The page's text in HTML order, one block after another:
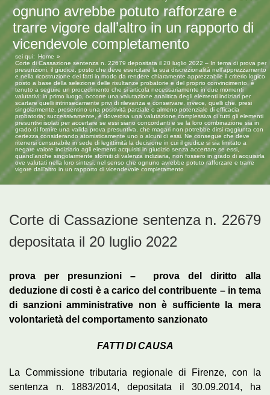
ognuno avrebbe potuto rafforzare e
trarre vigore dall’altro in un rapporto di
vicendevole completamento
sei qui:
Home
Corte di Cassazione sentenza n. 22679 depositata il 20 luglio 2022 – In tema di prova per
presunzioni, il giudice, posto che deve esercitare la sua discrezionalità nell’apprezzamento
e nella ricostruzione dei fatti in modo da rendere chiaramente apprezzabile il criterio logico
posto a base della selezione delle risultanze probatorie e del proprio convincimento, è
tenuto a seguire un procedimento che si articola necessariamente in due momenti
valutativi: in primo luogo, occorre una valutazione analitica degli elementi indiziari per
scartare quelli intrinsecamente privi di rilevanza e conservare, invece, quelli che, presi
singolarmente, presentino una positività parziale o almeno potenziale di efficacia
probatoria; successivamente, è doverosa una valutazione complessiva di tutti gli elementi
presuntivi isolati per accertare se essi siano concordanti e se la loro combinazione sia in
grado di fornire una valida prova presuntiva, che magari non potrebbe dirsi raggiunta con
certezza considerando atomisticamente uno o alcuni di essi. Ne consegue che deve
ritenersi censurabile in sede di legittimità la decisione in cui il giudice si sia limitato a
negare valore indiziario agli elementi acquisiti in giudizio senza accertare se essi,
quand’anche singolarmente sforniti di valenza indiziaria, non fossero in grado di acquisirla
ove valutati nella loro sintesi, nel senso che ognuno avrebbe potuto rafforzare e trarre
vigore dall’altro in un rapporto di vicendevole completamento
Corte di Cassazione sentenza n. 22679
depositata il 20 luglio 2022
prova per presunzioni – prova del diritto alla
deduzione di costi è a carico del contribuente – in tema
di sanzioni amministrative non è sufficiente la mera
volontarietà del comportamento sanzionato
FATTI DI CAUSA
La Commissione tributaria regionale di Firenze, con la
sentenza n. 1883/2014, depositata il 30.09.2014, ha